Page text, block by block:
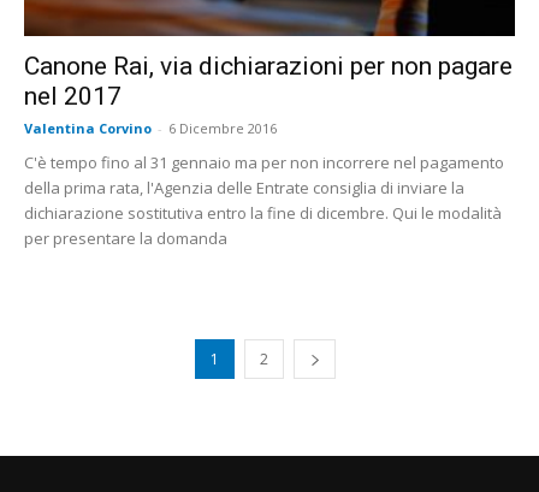
Canone Rai, via dichiarazioni per non pagare
nel 2017
Valentina Corvino - 6 Dicembre 2016
C'è tempo fino al 31 gennaio ma per non incorrere nel pagamento
della prima rata, l'Agenzia delle Entrate consiglia di inviare la
dichiarazione sostitutiva entro la fine di dicembre. Qui le modalità
per presentare la domanda
1 2